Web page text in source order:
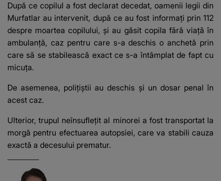
După ce copilul a fost declarat decedat, oamenii legii din
Murfatlar au intervenit, după ce au fost informați prin 112
despre moartea copilului, și au găsit copila fără viață în
ambulanță, caz pentru care s-a deschis o anchetă prin
care să se stabilească exact ce s-a întâmplat de fapt cu
micuța.
De asemenea, polițiștii au deschis și un dosar penal în
acest caz.
Ulterior, trupul neînsuflețit al minorei a fost transportat la
morgă pentru efectuarea autopsiei, care va stabili cauza
exactă a decesului prematur.